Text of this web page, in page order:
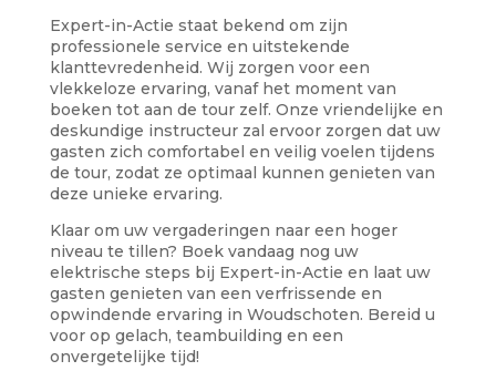
Expert-in-Actie staat bekend om zijn
professionele service en uitstekende
klanttevredenheid. Wij zorgen voor een
vlekkeloze ervaring, vanaf het moment van
boeken tot aan de tour zelf. Onze vriendelijke en
deskundige instructeur zal ervoor zorgen dat uw
gasten zich comfortabel en veilig voelen tijdens
de tour, zodat ze optimaal kunnen genieten van
deze unieke ervaring.
Klaar om uw vergaderingen naar een hoger
niveau te tillen? Boek vandaag nog uw
elektrische steps bij Expert-in-Actie en laat uw
gasten genieten van een verfrissende en
opwindende ervaring in Woudschoten. Bereid u
voor op gelach, teambuilding en een
onvergetelijke tijd!